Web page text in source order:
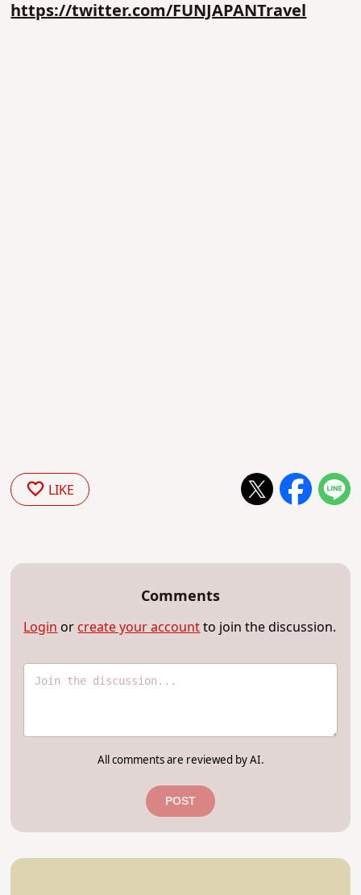
https://twitter.com/FUNJAPANTravel
LIKE
Comments
Loginorcreate your accountto join the discussion.
All comments are reviewed by AI.
POST